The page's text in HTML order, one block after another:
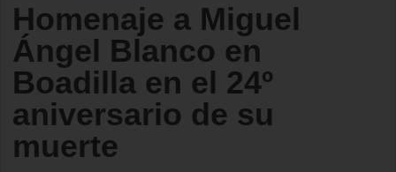
Homenaje a Miguel
Ángel Blanco en
Boadilla en el 24º
aniversario de su
muerte